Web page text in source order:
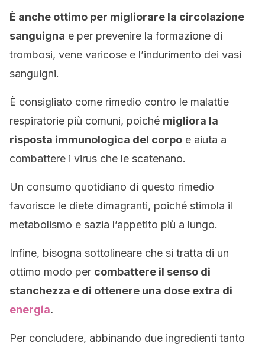
È anche ottimo per migliorare la circolazione
sanguigna e per prevenire la formazione di
trombosi, vene varicose e l’indurimento dei vasi
sanguigni.
È consigliato come rimedio contro le malattie
respiratorie più comuni, poiché migliora la
risposta immunologica del corpo e aiuta a
combattere i virus che le scatenano.
Un consumo quotidiano di questo rimedio
favorisce le diete dimagranti, poiché stimola il
metabolismo e sazia l’appetito più a lungo.
Infine, bisogna sottolineare che si tratta di un
ottimo modo per combattere il senso di
stanchezza e di ottenere una dose extra di
energia.
Per concludere, abbinando due ingredienti tanto